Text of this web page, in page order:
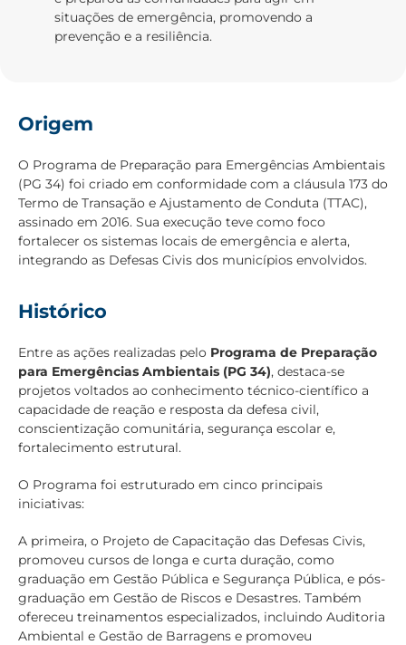
situações de emergência, promovendo a
prevenção e a resiliência.
Origem
O Programa de Preparação para Emergências Ambientais
(PG 34) foi criado em conformidade com a cláusula 173 do
Termo de Transação e Ajustamento de Conduta (TTAC),
assinado em 2016. Sua execução teve como foco
fortalecer os sistemas locais de emergência e alerta,
integrando as Defesas Civis dos municípios envolvidos.
Histórico
Entre as ações realizadas pelo Programa de Preparação
para Emergências Ambientais (PG 34), destaca-se
projetos voltados ao conhecimento técnico-científico a
capacidade de reação e resposta da defesa civil,
conscientização comunitária, segurança escolar e,
fortalecimento estrutural.
O Programa foi estruturado em cinco principais
iniciativas:
A primeira, o Projeto de Capacitação das Defesas Civis,
promoveu cursos de longa e curta duração, como
graduação em Gestão Pública e Segurança Pública, e pós-
graduação em Gestão de Riscos e Desastres. Também
ofereceu treinamentos especializados, incluindo Auditoria
Ambiental e Gestão de Barragens e promoveu